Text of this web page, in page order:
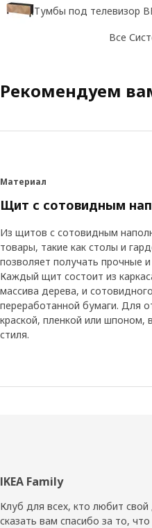
Тумбы под телевизор
Все
Рекомендуем
Материал
Щит с сотовидным
Из щитов с сотовидным
товары, такие как столы и
позволяет получать прочные
Каждый щит состоит из
массива дерева, и
переработанной бумаги. Для
краской, пленкой или шпоном,
стиля.
Нижний
колонтитул
IKEA Family
Клуб для всех, кто любит
сказать вам спасибо за то,